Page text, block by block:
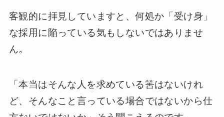
客観的に拝見していますと、何処か「受け身」
な採用に陥っている気もしないではありませ
ん。
「本当はそんな人を求めている筈はないけれ
ど、そんなこと言っている場合ではないから仕